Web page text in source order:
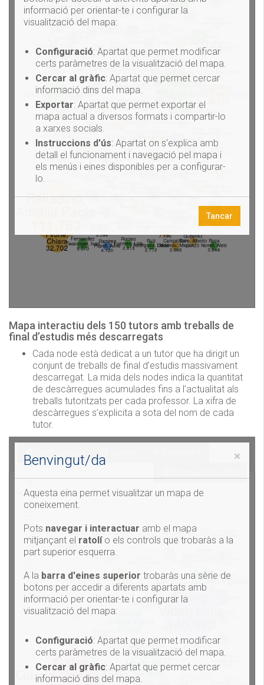
Mapa interactiu dels 150 tutors amb treballs de
final d’estudis més descarregats
Cada node està dedicat a un tutor que ha dirigit un
conjunt de treballs de final d’estudis massivament
descarregat. La mida dels nodes indica la quantitat
de descàrregues acumulades fins a l’actualitat als
treballs tutoritzats per cada professor. La xifra de
descàrregues s’explicita a sota del nom de cada
tutor.